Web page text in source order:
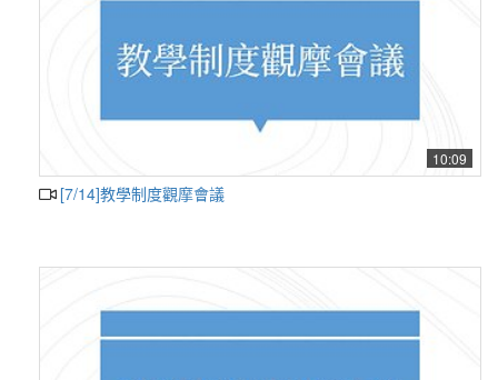
10:09
[7/14]教學制度觀摩會議